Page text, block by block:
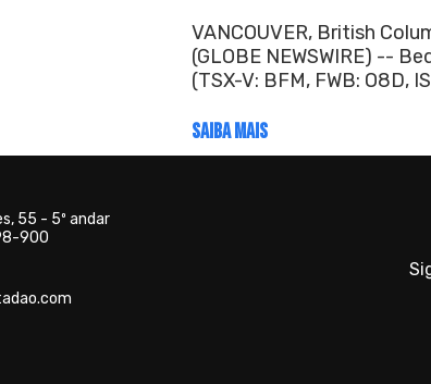
VANCOUVER, British
(GLOBE NEWSWIRE) --
(TSX-V: BFM, FWB: O8D,
SAIBA MAIS
55 - 5º andar
900